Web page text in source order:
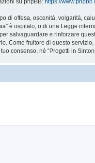
di offesa, oscenità, volgarità,
è ospitato, o di una Legge
salvaguardare e rinforzare
Come fruitore di questo
consenso, né “Progetti in